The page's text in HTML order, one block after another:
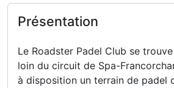
Présentation
Le Roadster Padel Club se
loin du circuit de Spa-
à disposition un terrain de padel